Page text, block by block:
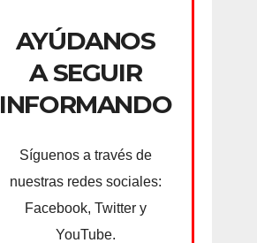
AYÚDANOS
A SEGUIR
INFORMANDO
Síguenos a través de
nuestras redes sociales:
Facebook, Twitter y
YouTube.